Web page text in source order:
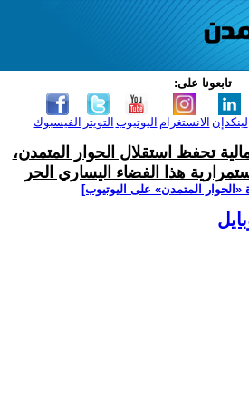
تابعونا على:
الفيسبوك التويتر اليوتيوب الانستغرام لينكدإن
تحفظ استقلال الحوار المتمدن،
هذا الفضاء اليساري الحر
المتمدن» على اليوتيوب]